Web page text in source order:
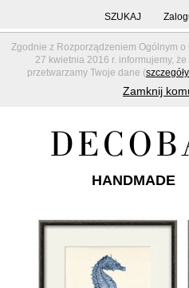
Zgodnie z Rozporządzeniem Ogólnym
27 kwietnia 2016 r. informujemy,
przetwarzamy Twoje dane (szczegóły
Zamknij
SZUKAJ
HANDMADE